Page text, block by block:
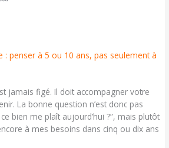
: penser à 5 ou 10 ans, pas seulement à
jamais figé. Il doit accompagner votre
La bonne question n’est donc pas
bien me plaît aujourd’hui ?”, mais plutôt
à mes besoins dans cinq ou dix ans